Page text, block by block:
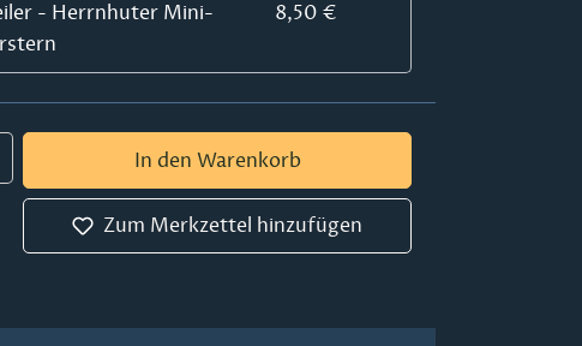
- Herrnhuter Mini-
8,50 €
Gib den gewünschten Wert ein oder
In den Warenkorb
Zum Merkzettel hinzufügen